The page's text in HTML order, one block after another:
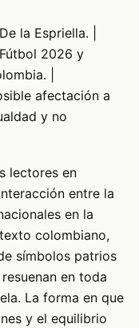
la Espriella. |
2026 y
|
afectación a
y no
lectores en
entre la
en la
colombiano,
símbolos patrios
en toda
La forma en que
y el equilibrio